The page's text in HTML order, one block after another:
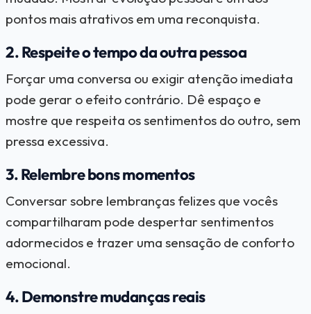
pontos mais atrativos em uma reconquista.
2. Respeite o tempo da outra pessoa
Forçar uma conversa ou exigir atenção imediata
pode gerar o efeito contrário. Dê espaço e
mostre que respeita os sentimentos do outro, sem
pressa excessiva.
3. Relembre bons momentos
Conversar sobre lembranças felizes que vocês
compartilharam pode despertar sentimentos
adormecidos e trazer uma sensação de conforto
emocional.
4. Demonstre mudanças reais